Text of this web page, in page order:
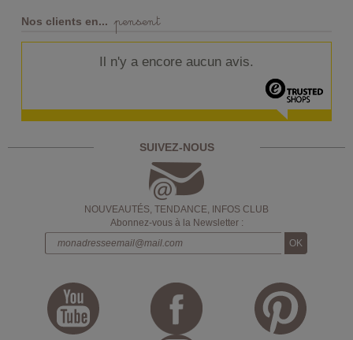
Nos clients en... pensent
Il n'y a encore aucun avis.
SUIVEZ-NOUS
NOUVEAUTÉS, TENDANCE, INFOS CLUB
Abonnez-vous à la Newsletter :